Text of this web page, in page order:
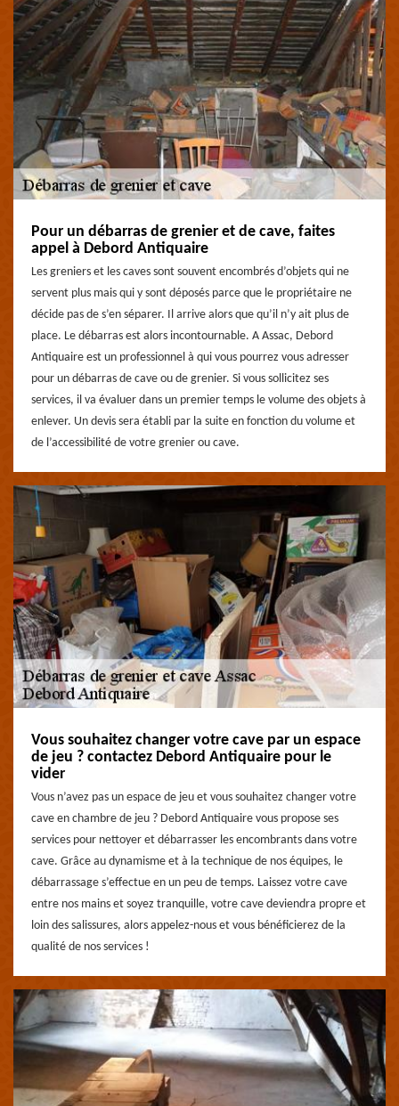
Pour un débarras de grenier et de cave, faites
appel à Debord Antiquaire
Les greniers et les caves sont souvent encombrés d’objets qui ne
servent plus mais qui y sont déposés parce que le propriétaire ne
décide pas de s’en séparer. Il arrive alors que qu’il n’y ait plus de
place. Le débarras est alors incontournable. A Assac, Debord
Antiquaire est un professionnel à qui vous pourrez vous adresser
pour un débarras de cave ou de grenier. Si vous sollicitez ses
services, il va évaluer dans un premier temps le volume des objets à
enlever. Un devis sera établi par la suite en fonction du volume et
de l’accessibilité de votre grenier ou cave.
Vous souhaitez changer votre cave par un espace
de jeu ? contactez Debord Antiquaire pour le
vider
Vous n’avez pas un espace de jeu et vous souhaitez changer votre
cave en chambre de jeu ? Debord Antiquaire vous propose ses
services pour nettoyer et débarrasser les encombrants dans votre
cave. Grâce au dynamisme et à la technique de nos équipes, le
débarrassage s’effectue en un peu de temps. Laissez votre cave
entre nos mains et soyez tranquille, votre cave deviendra propre et
loin des salissures, alors appelez-nous et vous bénéficierez de la
qualité de nos services !